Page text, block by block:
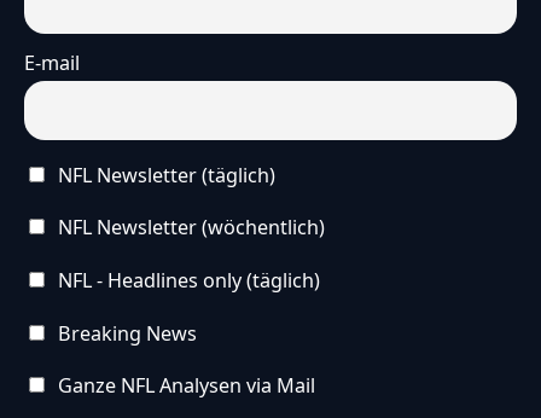
E-mail
NFL Newsletter (täglich)
NFL Newsletter (wöchentlich)
NFL - Headlines only (täglich)
Breaking News
Ganze NFL Analysen via Mail